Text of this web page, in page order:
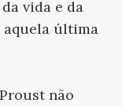
vida e da
aquela última
não